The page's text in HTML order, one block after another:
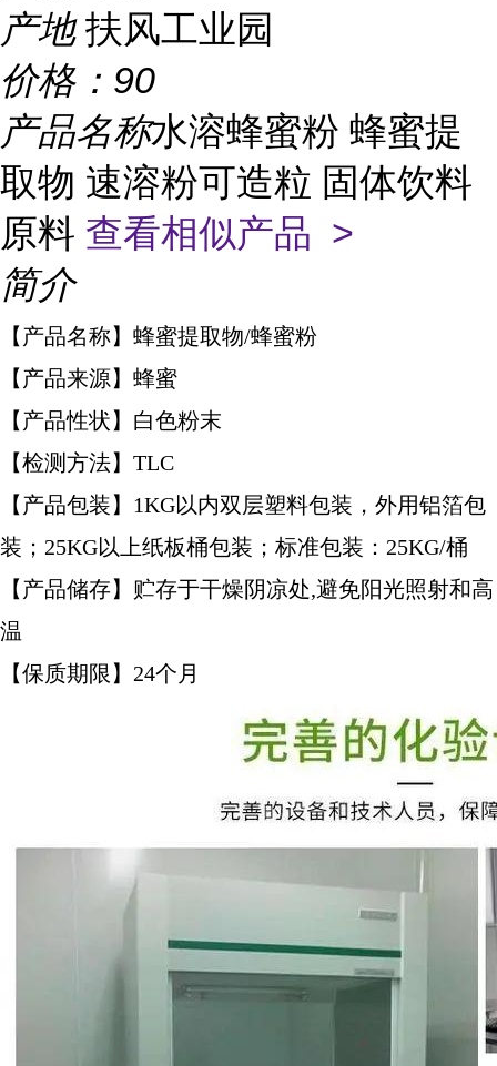
产地 扶风工业园
价格： 90
产品名称水溶蜂蜜粉 蜂蜜提
取物 速溶粉可造粒 固体饮料
原料 查看相似产品 >
简介
【产品名称】蜂蜜提取物/蜂蜜粉
【产品来源】蜂蜜
【产品性状】白色粉末
【检测方法】TLC
【产品包装】1KG以内双层塑料包装，外用铝箔包
装； 25KG以上纸板桶包装；标准包装：25KG/桶
【产品储存】贮存于干燥阴凉处,避免阳光照射和高
温
【保质期限】24个月